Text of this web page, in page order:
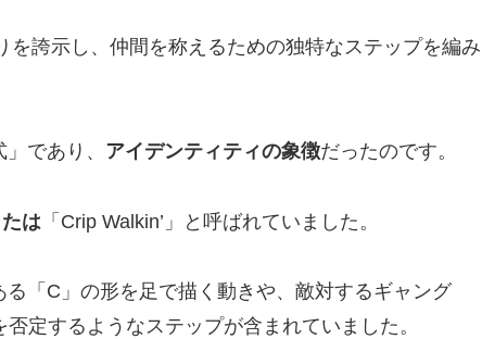
誇示し、仲間を称えるための独特なステップを編み
であり、 アイデンティティの象徴だったのです。
たは 「Crip Walkin’」と呼ばれていました。
「C」の形を足で描く動きや、敵対するギャング
否定するようなステップが含まれていました。